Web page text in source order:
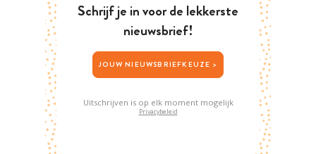
Schrijf je in voor de lekkerste
nieuwsbrief!
JOUW NIEUWSBRIEFKEUZE >
Uitschrijven is op elk moment mogelijk
Privacybeleid